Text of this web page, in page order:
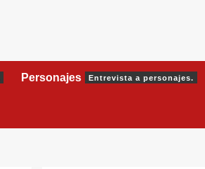
Personajes Entrevista a personajes.